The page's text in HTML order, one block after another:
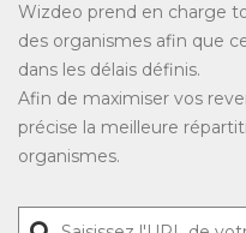
Wizdeo prend en charge
des organismes afin que
dans les délais définis.
Afin de maximiser vos
précise la meilleure
organismes.